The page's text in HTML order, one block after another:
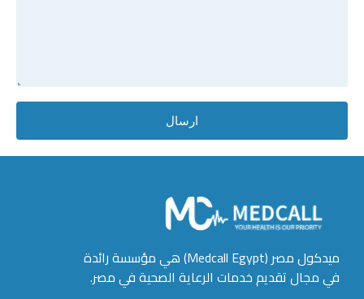
ارسال
ميدكول مصر (Medcall Egypt) هي مؤسسة رائدة
في مجال تقديم خدمات الرعاية الصحية في مصر.